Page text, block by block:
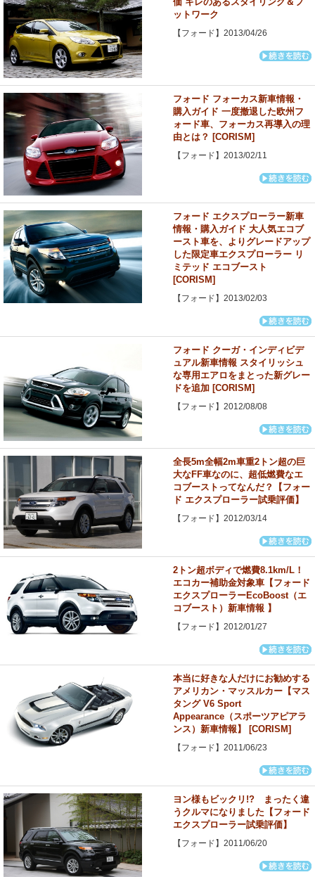
ットワーク
【フォード】2013/04/26
フォード フォーカス新車情報・
購入ガイド 一度撤退した欧州フ
ォード車、フォーカス再導入の理
由とは？ [CORISM]
【フォード】2013/02/11
フォード エクスプローラー新車
情報・購入ガイド 大人気エコブ
ースト車を、よりグレードアップ
した限定車エクスプローラー リ
ミテッド エコブースト
[CORISM]
【フォード】2013/02/03
フォード クーガ・インディビデ
ュアル新車情報 スタイリッシュ
な専用エアロをまとった新グレー
ドを追加 [CORISM]
【フォード】2012/08/08
全長5m全幅2m車重2トン超の巨
大なFF車なのに、超低燃費なエ
コブーストってなんだ？【フォー
ド エクスプローラー試乗評価】
【フォード】2012/03/14
2トン超ボディで燃費8.1km/L！
エコカー補助金対象車【フォード
エクスプローラーEcoBoost（エ
コブースト）新車情報 】
【フォード】2012/01/27
本当に好きな人だけにお勧めする
アメリカン・マッスルカー【マス
タング V6 Sport
Appearance（スポーツアピアラ
ンス）新車情報】 [CORISM]
【フォード】2011/06/23
ヨン様もビックリ!? まったく違
うクルマになりました【フォード
エクスプローラー試乗評価】
【フォード】2011/06/20